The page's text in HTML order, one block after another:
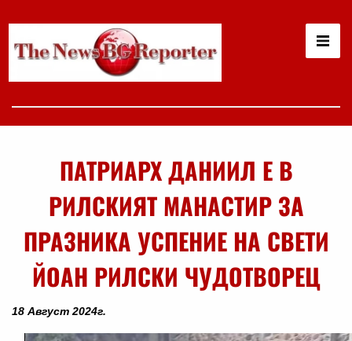
ПАТРИАРХ ДАНИИЛ Е В
РИЛСКИЯТ МАНАСТИР ЗА
ПРАЗНИКА УСПЕНИЕ НА СВЕТИ
ЙОАН РИЛСКИ ЧУДОТВОРЕЦ
18 Август 2024г.